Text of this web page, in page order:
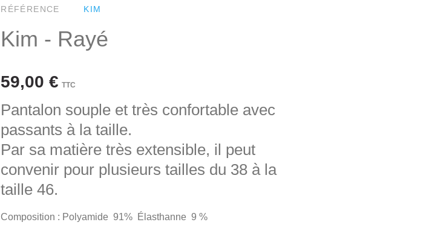
RÉFÉRENCE KIM
Kim - Rayé
59,00 € TTC
Pantalon souple et très confortable avec
passants à la taille.
Par sa matière très extensible, il peut
convenir pour plusieurs tailles du 38 à la
taille 46.
Composition : Polyamide 91% Élasthanne 9 %